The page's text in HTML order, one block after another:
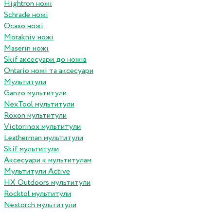
Hightron ножі
Schrade ножі
Ocaso ножі
Morakniv ножі
Maserin ножі
Skif аксесуари до ножів
Ontario ножі та аксесуари
Мультитули
Ganzo мультитули
NexTool мультитули
Roxon мультитули
Victorinox мультитули
Leatherman мультитули
Skif мультитули
Аксесуари к мультитулам
Мультитули Active
HX Outdoors мультитули
Rocktol мультитули
Nextorch мультитули